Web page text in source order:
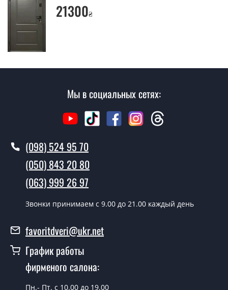
Да производим. Монтаж входных дверей
производится согласно очереди, во все дни кроме
Марсело Фанера?
Стоимость установки дверей Марсело Фанера - от
Как быстро можете установить двери
В тот же день в течении нескольких часов, при
условии наличия их на складе, либо на следующий
день.
замерщика?
Да можно.
У вас есть в наличии готовые двери
21300₴
Мы в социальных сетях:
(098) 524 95 70
(050) 843 20 80
(063) 999 26 97
Звонки принимаем c 9.00 до 21.00 каждый день
favoritdveri@ukr.net
График работы
фирменого салона:
Пн.- Пт. с 10.00 до 19.00